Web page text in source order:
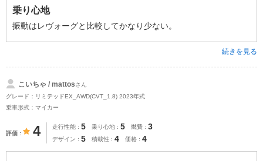
乗り心地
振動はレヴォーグと比較してかなり少ない。
続きを見る
こいちゃ / mattosさん
グレード：リミテッドEX_AWD(CVT_1.8) 2023年式
乗車形式：マイカー
評価 4 走行性能 5 乗り心地 5 燃費 3
デザイン 5 積載性 4 価格 4